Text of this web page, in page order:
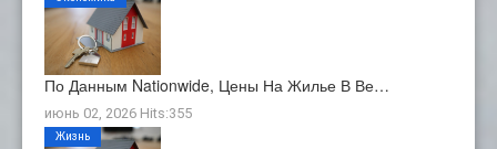
По Данным Nationwide, Цены На Жилье В Ве…
июнь 02, 2026 Hits:355
Жизнь